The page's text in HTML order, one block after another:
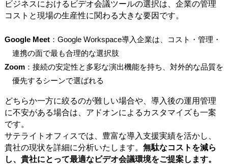
ビジネスにおけるビデオ会議ツールの選択は、企業の管理
コストと現場の生産性に関わる大きな要因です。
Google Meet：Google Workspace導入企業は、コスト・管理・
連携の面で最も合理的な選択肢
Zoom：接続の安定性と多彩な演出機能を持ち、対外的な品質を
優先するシーンで選ばれる
どちらか一方に絞るのが難しい場合や、導入後の運用管理
に不安がある場合は、アドオンによるカスタマイズも一案
です。
サテライトオフィスでは、豊富な導入支援実績を活かし、
貴社の現状を詳細に分析いたします。 無駄なコストを減ら
し、貴社にとって最適なビデオ会議環境をご提案します。